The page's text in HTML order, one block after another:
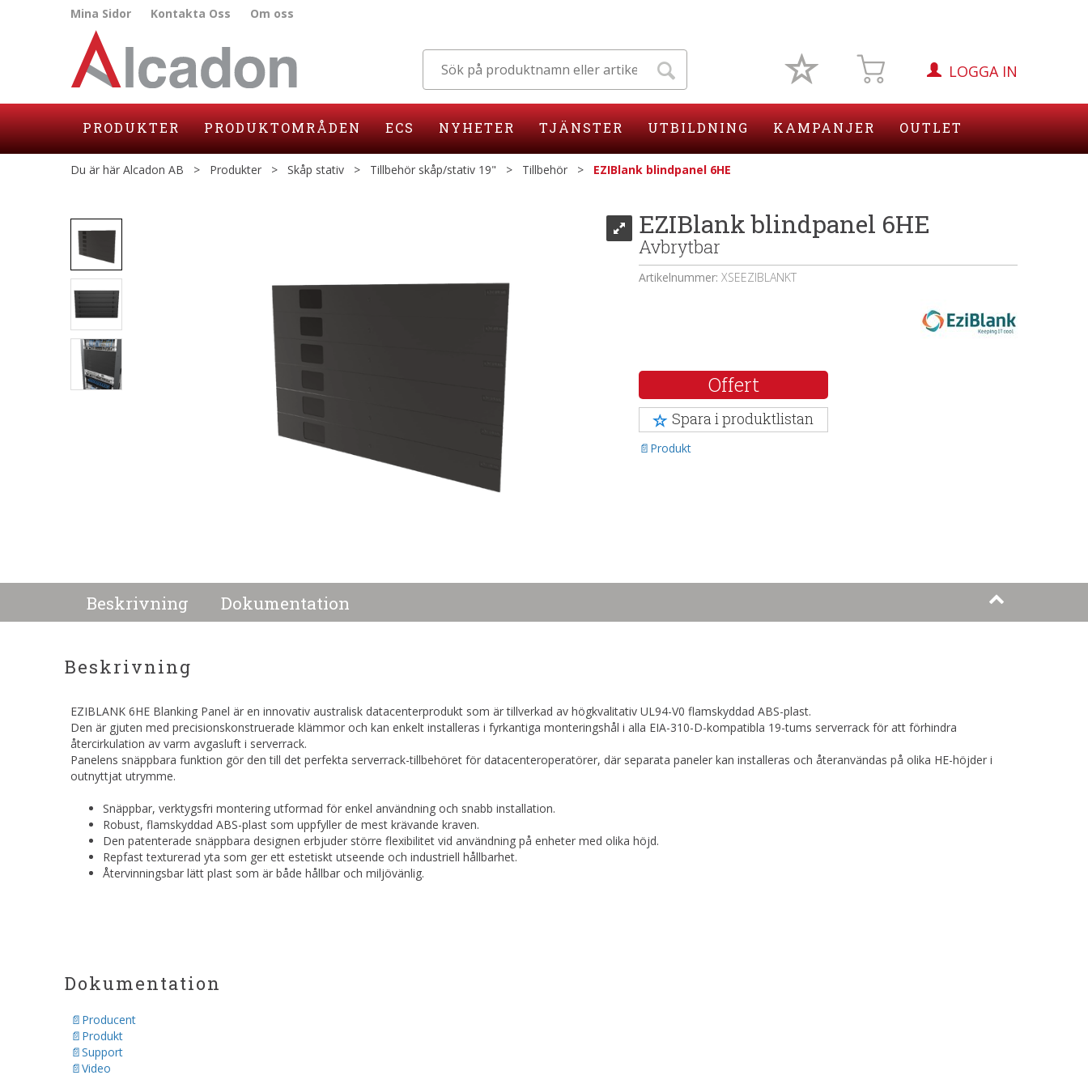
Mina Sidor Kontakta Oss Om oss
LOGGA IN
PRODUKTER PRODUKTOMRÅDEN ECS NYHETER TJÄNSTER UTBILDNING KAMPANJER OUTLET
Du är här Alcadon AB > Produkter > Skåp stativ > Tillbehör skåp/stativ 19" > Tillbehör > EZIBlank blindpanel 6HE
EZIBlank blindpanel 6HE
Avbrytbar
Artikelnummer: XSEEZIBLANKT
Offert
Spara i produktlistan
Produkt
Beskrivning Dokumentation
Beskrivning
EZIBLANK 6HE Blanking Panel är en innovativ australisk datacenterprodukt som är tillverkad av högkvalitativ UL94-V0 flamskyddad ABS-plast.
Den är gjuten med precisionskonstruerade klämmor och kan enkelt installeras i fyrkantiga monteringshål i alla EIA-310-D-kompatibla 19-tums serverrack för att förhindra
återcirkulation av varm avgasluft i serverrack.
Panelens snäppbara funktion gör den till det perfekta serverrack-tillbehöret för datacenteroperatörer, där separata paneler kan installeras och återanvändas på olika HE-höjder i
outnyttjat utrymme.
Snäppbar, verktygsfri montering utformad för enkel användning och snabb installation.
Robust, flamskyddad ABS-plast som uppfyller de mest krävande kraven.
Den patenterade snäppbara designen erbjuder större flexibilitet vid användning på enheter med olika höjd.
Repfast texturerad yta som ger ett estetiskt utseende och industriell hållbarhet.
Återvinningsbar lätt plast som är både hållbar och miljövänlig.
Dokumentation
Producent
Produkt
Support
Video